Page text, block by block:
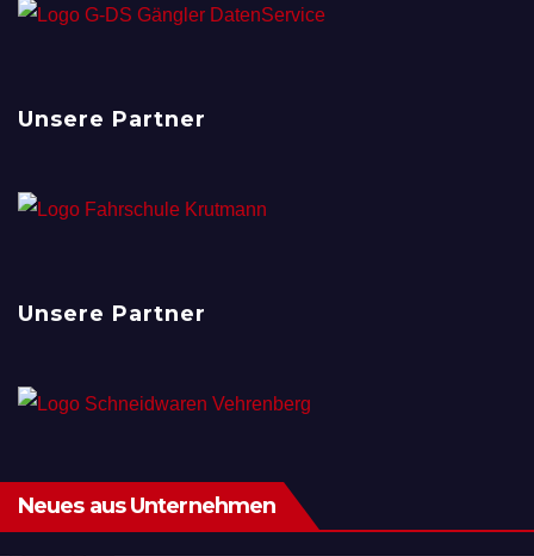
Unsere Partner
Unsere Partner
Neues aus Unternehmen